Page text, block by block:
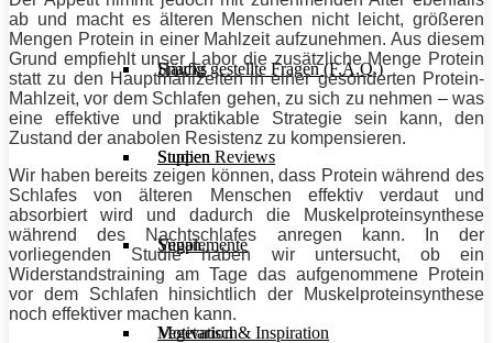
Häufig gestellte Fragen (F.A.Q.)
Studien Reviews
Supplemente
Motivation & Inspiration
Snacks
Suppen
Vegan
Vegetarisch
ab und macht es älteren Menschen nicht leicht, größeren
Mengen Protein in einer Mahlzeit aufzunehmen. Aus diesem
Grund empfiehlt unser Labor die zusätzliche Menge Protein
statt zu den Hauptmahlzeiten in einer gesonderten Protein-
Mahlzeit, vor dem Schlafen gehen, zu sich zu nehmen – was
eine effektive und praktikable Strategie sein kann, den
Zustand der anabolen Resistenz zu kompensieren.
Wir haben bereits zeigen können, dass Protein während des
Schlafes von älteren Menschen effektiv verdaut und
absorbiert wird und dadurch die Muskelproteinsynthese
während des Nachtschlafes anregen kann. In der
vorliegenden Studie haben wir untersucht, ob ein
Widerstandstraining am Tage das aufgenommene
Protein
vor dem Schlafen hinsichtlich der Muskelproteinsynthese
noch effektiver machen kann.